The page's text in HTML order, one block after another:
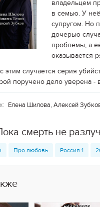
владельцем
в семью. У
супругом. Но
дочерью
проблемы, а
оказывается
этим случается серия
поручено дело уверена -
Елена Шилова, Алексей
смерть не
Про любовь Россия 1